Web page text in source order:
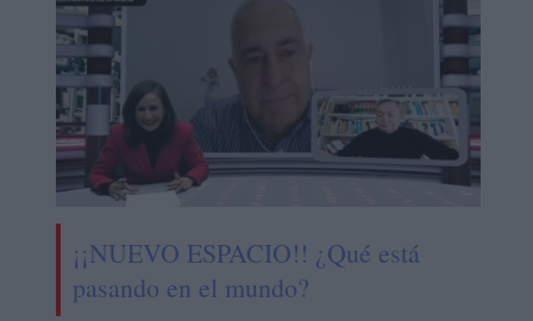
¡¡NUEVO ESPACIO!! ¿Qué está
pasando en el mundo?